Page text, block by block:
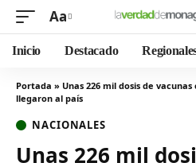
Aa
Inicio Destacado
Portada » Unas 226 mil dosis de
llegaron al país
NACIONALES
Unas 226 mil